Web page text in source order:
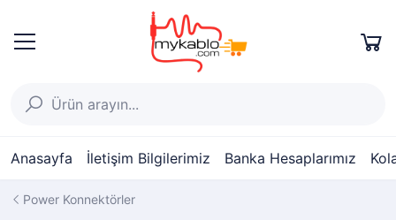
Anasayfa İletişim Bilgilerimiz Banka Hesaplarımız
Power Konnektörler